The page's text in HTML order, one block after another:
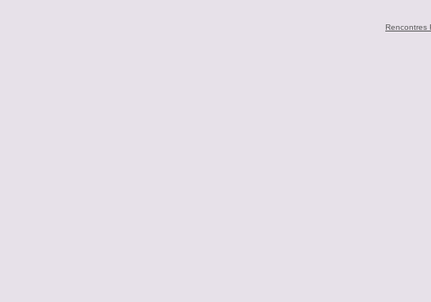
Rencontres